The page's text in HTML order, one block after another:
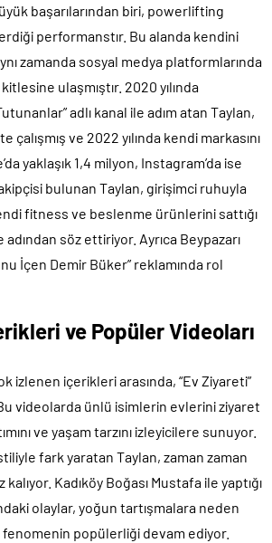
başarılarından biri, powerlifting
performanstır. Bu alanda kendini
zamanda sosyal medya platformlarında
ulaşmıştır. 2020 yılında
adlı kanal ile adım atan Taylan,
çalışmış ve 2022 yılında kendi markasını
yaklaşık 1,4 milyon, Instagram’da ise
bulunan Taylan, girişimci ruhuyla
fitness ve beslenme ürünlerini sattığı
söz ettiriyor. Ayrıca Beypazarı
İçen Demir Büker” reklamında rol
ve Popüler Videoları
izlenen içerikleri arasında, “Ev Ziyareti”
videolarda ünlü isimlerin evlerini ziyaret
ve yaşam tarzını izleyicilere sunuyor.
fark yaratan Taylan, zaman zaman
Kadıköy Boğası Mustafa ile yaptığı
olaylar, yoğun tartışmalara neden
popülerliği devam ediyor.